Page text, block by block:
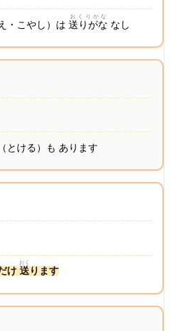
・こやし）は送りがな
おくりがな
なし
とける）も あります
け送
おく
ります